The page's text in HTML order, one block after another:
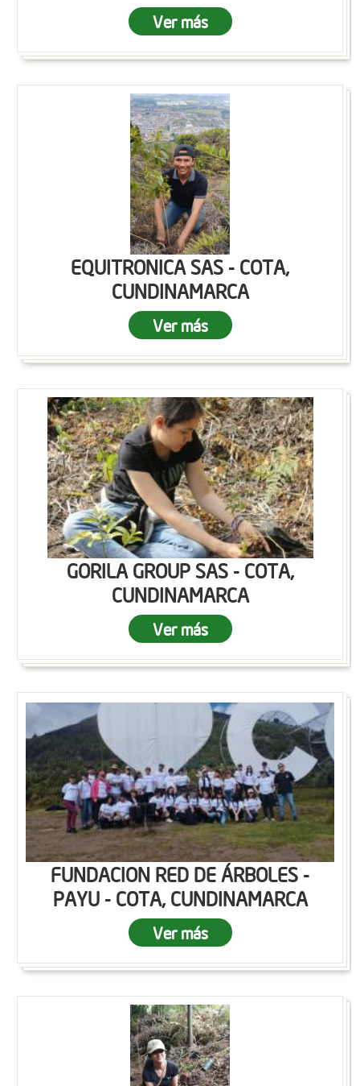
Ver más
EQUITRONICA SAS - COTA,
CUNDINAMARCA
Ver más
GORILA GROUP SAS - COTA,
CUNDINAMARCA
Ver más
FUNDACION RED DE ÁRBOLES -
PAYU - COTA, CUNDINAMARCA
Ver más